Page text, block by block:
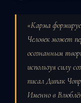
«Карма
Человек может
осознанным
используя силу
писал Дипак
Именно в